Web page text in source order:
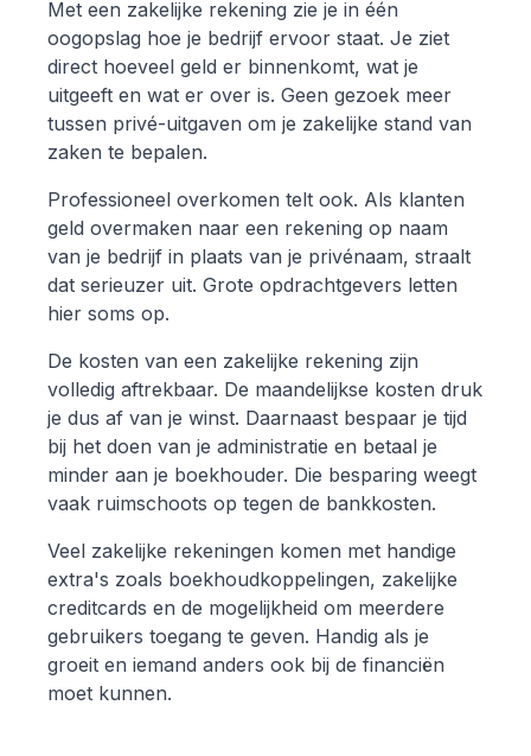
Met een zakelijke rekening zie je in één
oogopslag hoe je bedrijf ervoor staat. Je ziet
direct hoeveel geld er binnenkomt, wat je
uitgeeft en wat er over is. Geen gezoek meer
tussen privé-uitgaven om je zakelijke stand van
zaken te bepalen.
Professioneel overkomen telt ook. Als klanten
geld overmaken naar een rekening op naam
van je bedrijf in plaats van je privénaam, straalt
dat serieuzer uit. Grote opdrachtgevers letten
hier soms op.
De kosten van een zakelijke rekening zijn
volledig aftrekbaar. De maandelijkse kosten druk
je dus af van je winst. Daarnaast bespaar je tijd
bij het doen van je administratie en betaal je
minder aan je boekhouder. Die besparing weegt
vaak ruimschoots op tegen de bankkosten.
Veel zakelijke rekeningen komen met handige
extra's zoals boekhoudkoppelingen, zakelijke
creditcards en de mogelijkheid om meerdere
gebruikers toegang te geven. Handig als je
groeit en iemand anders ook bij de financiën
moet kunnen.